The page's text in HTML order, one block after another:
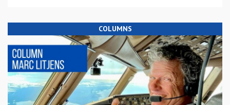
COLUMNS